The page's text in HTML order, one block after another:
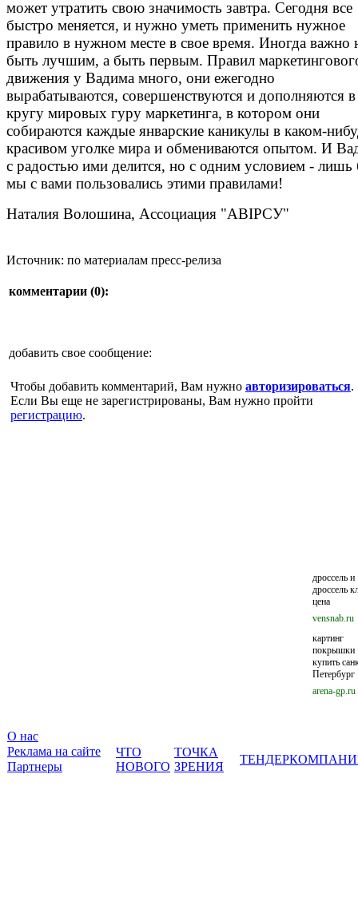
может утратить свою значимость завтра. Сегодня все
быстро меняется, и нужно уметь применить нужное
правило в нужном месте в свое время. Иногда важно
быть лучшим, а быть первым. Правил
движения у Вадима много, они ежегодно
вырабатываются, совершенствуются и дополняются в
кругу мировых гуру маркетинга, в котором они
собираются каждые январские каникулы в каком-
красивом уголке мира и обмениваются опытом. И
с радостью ими делится, но с одним условием -
мы с вами пользовались этими правилами!
Наталия Волошина, Ассоциация "АВІРСУ"
Источник: по материалам пресс-релиза
комментарии (0):
добавить свое сообщение:
Чтобы добавить комментарий, Вам нужно авторизироваться.
Если Вы еще не зарегистрированы, Вам нужно пройти
регистрацию.
дроссель и
дроссель
цена
vensnab.ru
картинг
покрышки
купить
Петербург
arena-gp.ru
О нас
Реклама на сайте
Партнеры
ЧТО
НОВОГО
ТОЧКА
ЗРЕНИЯ
ТЕНДЕР